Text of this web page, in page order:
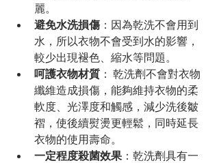
麗。
避免水洗損傷 ：因為乾洗不會用到
水，所以衣物不會受到水的影響，
較少出現褪色、縮水等問題。
呵護衣物材質 ： 乾洗劑不會對衣物
纖維造成損傷，能夠維持衣物的柔
軟度、光澤度和觸感，減少洗後皺
褶，使後續熨燙更輕鬆，同時延長
衣物的使用壽命。
一定程度殺菌效果 ：乾洗劑具有一